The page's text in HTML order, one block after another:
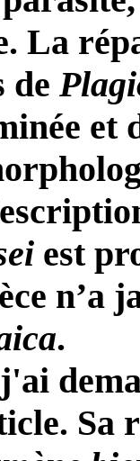
La
de
et
est
n’a
.
Sa